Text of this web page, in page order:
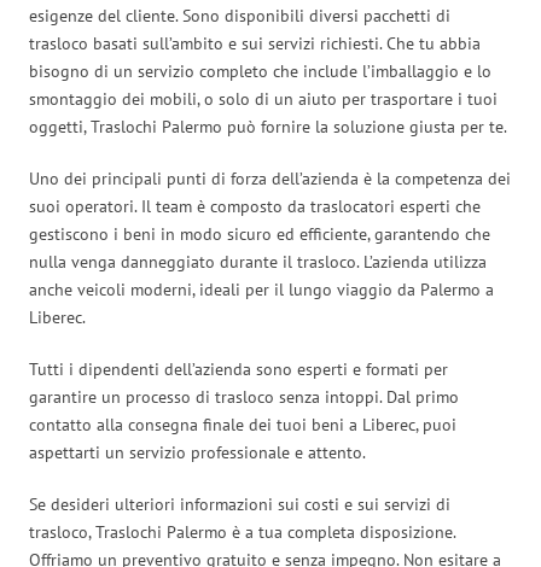
esigenze del cliente. Sono disponibili diversi pacchetti di
trasloco basati sull’ambito e sui servizi richiesti. Che tu abbia
bisogno di un servizio completo che include l’imballaggio e lo
smontaggio dei mobili, o solo di un aiuto per trasportare i tuoi
oggetti, Traslochi Palermo può fornire la soluzione giusta per te.
Uno dei principali punti di forza dell’azienda è la competenza dei
suoi operatori. Il team è composto da traslocatori esperti che
gestiscono i beni in modo sicuro ed efficiente, garantendo che
nulla venga danneggiato durante il trasloco. L’azienda utilizza
anche veicoli moderni, ideali per il lungo viaggio da Palermo a
Liberec.
Tutti i dipendenti dell’azienda sono esperti e formati per
garantire un processo di trasloco senza intoppi. Dal primo
contatto alla consegna finale dei tuoi beni a Liberec, puoi
aspettarti un servizio professionale e attento.
Se desideri ulteriori informazioni sui costi e sui servizi di
trasloco, Traslochi Palermo è a tua completa disposizione.
Offriamo un preventivo gratuito e senza impegno. Non esitare a